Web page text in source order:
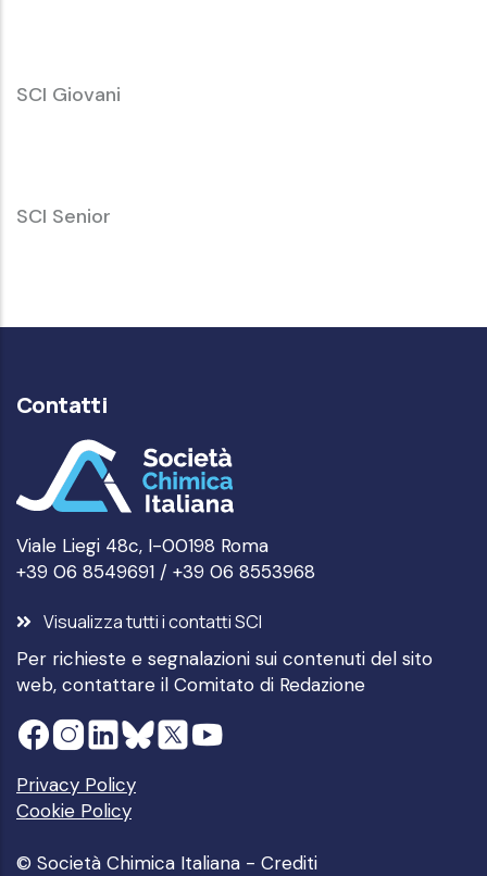
SCI
Giovani
SCI Giovani
SCI
Senior
SCI Senior
Contatti
Viale Liegi 48c, I-00198 Roma
+39 06 8549691 / +39 06 8553968
Visualizza tutti i contatti SCI
Per richieste e segnalazioni sui contenuti del sito
web, contattare il Comitato di Redazione
Privacy Policy
Cookie Policy
© Società Chimica Italiana - Crediti